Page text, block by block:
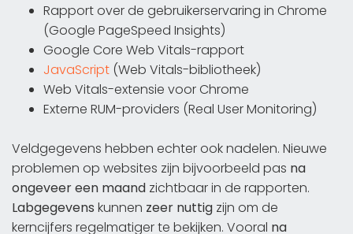
Rapport over de gebruikerservaring in Chrome
(Google PageSpeed Insights)
Google Core Web Vitals-rapport
JavaScript (Web Vitals-bibliotheek)
Web Vitals-extensie voor Chrome
Externe RUM-providers (Real User Monitoring)
Veldgegevens hebben echter ook nadelen. Nieuwe
problemen op websites zijn bijvoorbeeld pas na
ongeveer een maand zichtbaar in de rapporten.
Labgegevens kunnen zeer nuttig zijn om de
kerncijfers regelmatiger te bekijken. Vooral na